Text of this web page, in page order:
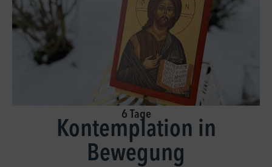
6 Tage
Kontemplation in
Bewegung